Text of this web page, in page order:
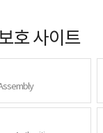
호 사이트